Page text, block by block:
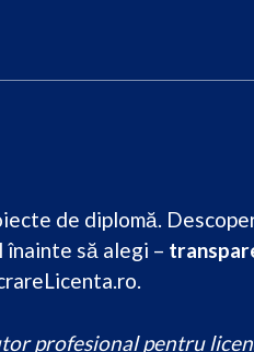
de diplomă.
să alegi –
profesional pentru